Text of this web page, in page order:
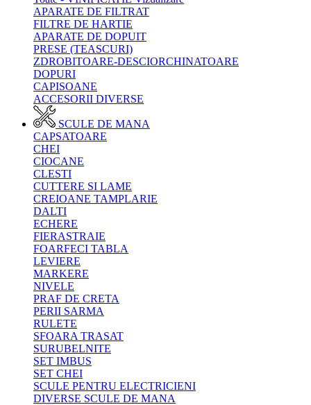
APARATE DE FILTRAT
FILTRE DE HARTIE
APARATE DE DOPUIT
PRESE (TEASCURI)
ZDROBITOARE-DESCIORCHINATOARE
DOPURI
CAPISOANE
ACCESORII DIVERSE
SCULE DE MANA
CAPSATOARE
CHEI
CIOCANE
CLESTI
CUTTERE SI LAME
CREIOANE TAMPLARIE
DALTI
ECHERE
FIERASTRAIE
FOARFECI TABLA
LEVIERE
MARKERE
NIVELE
PRAF DE CRETA
PERII SARMA
RULETE
SFOARA TRASAT
SURUBELNITE
SET IMBUS
SET CHEI
SCULE PENTRU ELECTRICIENI
DIVERSE SCULE DE MANA